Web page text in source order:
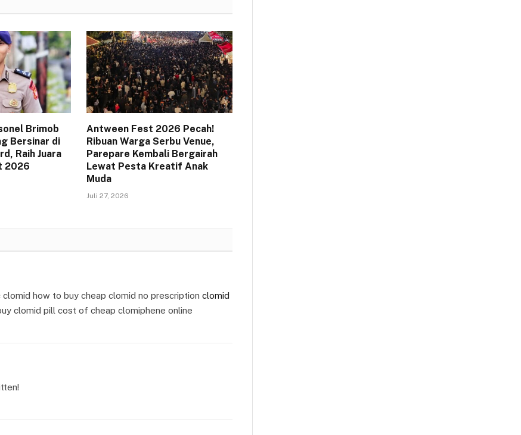
Brimob
Bersinar di
Raih Juara
2026
Antween Fest 2026 Pecah!
Ribuan Warga Serbu Venue,
Parepare Kembali Bergairah
Lewat Pesta Kreatif Anak
Muda
Juli 27, 2026
how to buy cheap clomid no prescription clomid
clomid pill cost of cheap clomiphene online